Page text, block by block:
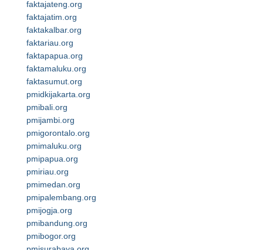
faktajateng.org
faktajatim.org
faktakalbar.org
faktariau.org
faktapapua.org
faktamaluku.org
faktasumut.org
pmidkijakarta.org
pmibali.org
pmijambi.org
pmigorontalo.org
pmimaluku.org
pmipapua.org
pmiriau.org
pmimedan.org
pmipalembang.org
pmijogja.org
pmibandung.org
pmibogor.org